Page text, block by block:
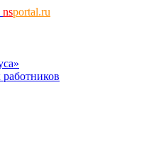
nsportal.ru
работников